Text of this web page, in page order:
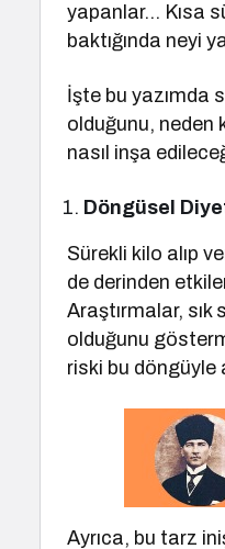
yapanlar… Kısa
baktığında neyi
İşte bu yazımda
olduğunu, neden
nasıl inşa
Döngüsel
Sürekli kilo alıp
de derinden
Araştırmalar, sık
olduğunu
riski bu
Ayrıca, bu tarz